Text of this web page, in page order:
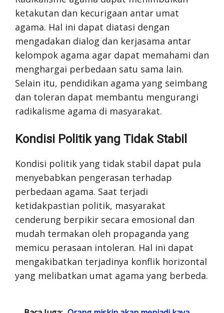
ketakutan dan kecurigaan antar umat
agama. Hal ini dapat diatasi dengan
mengadakan dialog dan kerjasama antar
kelompok agama agar dapat memahami dan
menghargai perbedaan satu sama lain.
Selain itu, pendidikan agama yang seimbang
dan toleran dapat membantu mengurangi
radikalisme agama di masyarakat.
Kondisi Politik yang Tidak Stabil
Kondisi politik yang tidak stabil dapat pula
menyebabkan pengerasan terhadap
perbedaan agama. Saat terjadi
ketidakpastian politik, masyarakat
cenderung berpikir secara emosional dan
mudah termakan oleh propaganda yang
memicu perasaan intoleran. Hal ini dapat
mengakibatkan terjadinya konflik horizontal
yang melibatkan umat agama yang berbeda.